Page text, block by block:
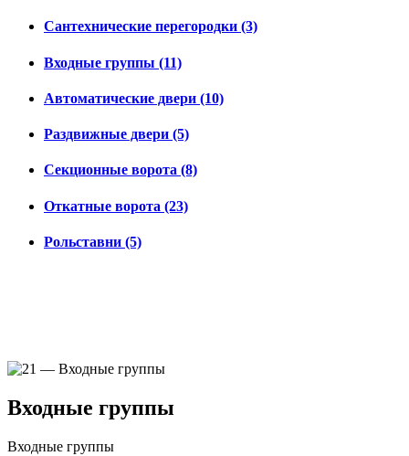
Сантехнические перегородки (3)
Входные группы (11)
Автоматические двери (10)
Раздвижные двери (5)
Секционные ворота (8)
Откатные ворота (23)
Рольставни (5)
Входные группы
Входные группы